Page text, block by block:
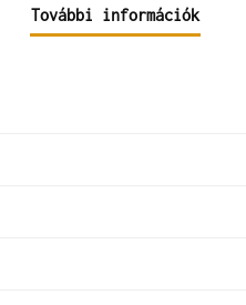
További információk